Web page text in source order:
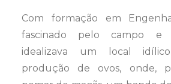
Com formação em
fascinado pelo campo e
idealizava um local
produção de ovos, onde,